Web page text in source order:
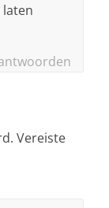
Vereiste